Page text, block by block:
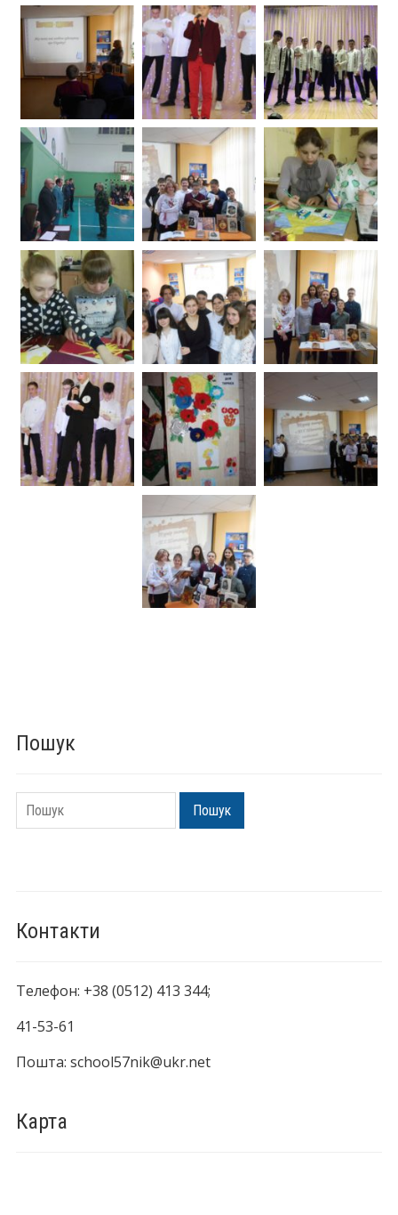
Пошук
Пошук Пошук
Контакти
Телефон: +38 (0512) 413 344;
41-53-61
Пошта: school57nik@ukr.net
Карта